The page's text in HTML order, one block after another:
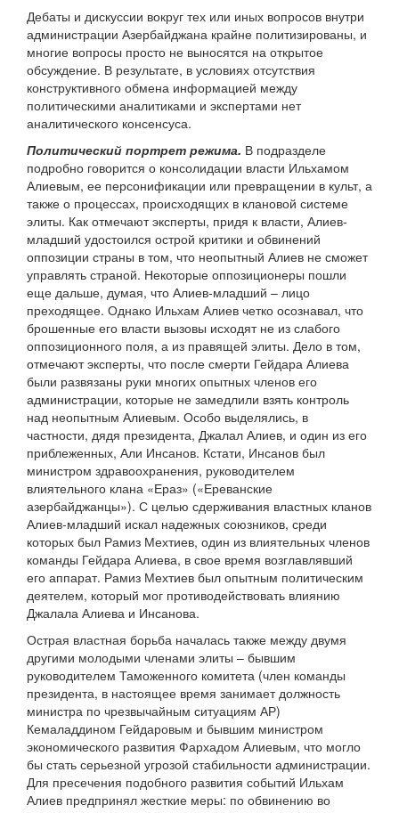
Дебаты и дискуссии вокруг тех или иных вопросов внутри
администрации Азербайджана крайне политизированы, и
многие вопросы просто не выносятся на открытое
обсуждение. В результате, в условиях отсутствия
конструктивного обмена информацией между
политическими аналитиками и экспертами нет
аналитического консенсуса.
Политический портрет режима. В подразделе
подробно говорится о консолидации власти Ильхамом
Алиевым, ее персонификации или превращении в культ, а
также о процессах, происходящих в клановой системе
элиты. Как отмечают эксперты, придя к власти, Алиев-
младший удостоился острой критики и обвинений
оппозиции страны в том, что неопытный Алиев не сможет
управлять страной. Некоторые оппозиционеры пошли
еще дальше, думая, что Алиев-младший – лицо
преходящее. Однако Ильхам Алиев четко осознавал, что
брошенные его власти вызовы исходят не из слабого
оппозиционного поля, а из правящей элиты. Дело в том,
отмечают эксперты, что после смерти Гейдара Алиева
были развязаны руки многих опытных членов его
администрации, которые не замедлили взять контроль
над неопытным Алиевым. Особо выделялись, в
частности, дядя президента, Джалал Алиев, и один из его
приблеженных, Али Инсанов. Кстати, Инсанов был
министром здравоохранения, руководителем
влиятельного клана «Ераз» («Ереванские
азербайджанцы»). С целью сдерживания властных кланов
Алиев-младший искал надежных союзников, среди
которых был Рамиз Мехтиев, один из влиятельных членов
команды Гейдара Алиева, в свое время возглавлявший
его аппарат. Рамиз Мехтиев был опытным политическим
деятелем, который мог противодействовать влиянию
Джалала Алиева и Инсанова.
Острая властная борьба началась также между двумя
другими молодыми членами элиты – бывшим
руководителем Таможенного комитета (член команды
президента, в настоящее время занимает должность
министра по чрезвычайным ситуациям АР)
Кемаладдином Гейдаровым и бывшим министром
экономического развития Фархадом Алиевым, что могло
бы стать серьезной угрозой стабильности администрации.
Для пресечения подобного развития событий Ильхам
Алиев предпринял жесткие меры: по обвинению во